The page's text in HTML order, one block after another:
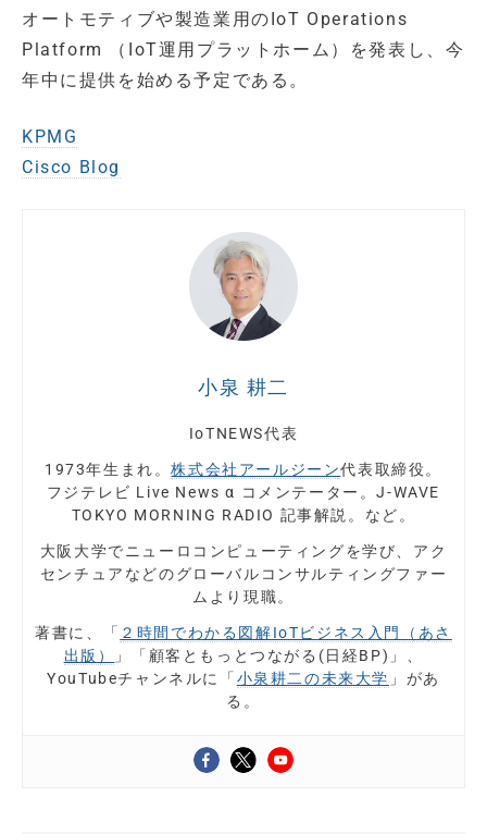
オートモティブや製造業用のIoT Operations
Platform （IoT運用プラットホーム）を発表し、今
年中に提供を始める予定である。
KPMG
Cisco Blog
小泉 耕二
IoTNEWS代表
1973年生まれ。株式会社アールジーン代表取締役。
フジテレビ Live News α コメンテーター。J-WAVE
TOKYO MORNING RADIO 記事解説。など。
大阪大学でニューロコンピューティングを学び、アク
センチュアなどのグローバルコンサルティングファー
ムより現職。
著書に、「 ２時間でわかる図解IoTビジネス入門（あさ
出版）
」「顧客ともっとつながる(日経BP)」、
YouTubeチャンネルに「小泉耕二の未来大学 」があ
る。